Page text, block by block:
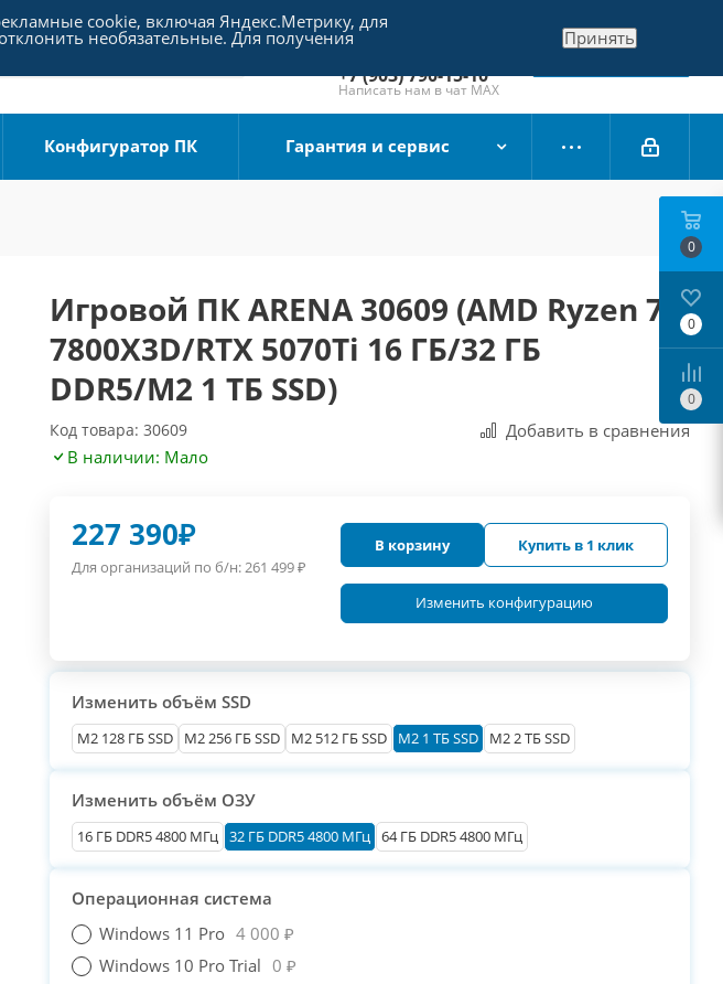
+7 (495) 790-15-10
Отдел продаж
+7 (903) 790-15-10
Написать нам в чат MAX
Заказать звонок
Конфигуратор ПК Гарантия и сервис
Игровой ПК ARENA 30609 (AMD Ryzen 7
7800X3D/RTX 5070Ti 16 ГБ/32 ГБ
DDR5/M2 1 ТБ SSD)
Код товара: 30609
Добавить в сравнения
В наличии: Мало
227 390₽
Для организаций по б/н:261 499₽
В корзину Купить в 1 клик
Изменить конфигурацию
Изменить объём SSD
М2 128 ГБ SSD M2 256 ГБ SSD M2 512 ГБ SSD M2 1 ТБ SSD M2 2 ТБ SSD
Изменить объём ОЗУ
16 ГБ DDR5 4800 МГц 32 ГБ DDR5 4800 МГц 64 ГБ DDR5 4800 МГц
Операционная система
Windows 11 Pro 4 000 ₽
Windows 10 Pro Trial 0 ₽
0
0
0
cookie, включая Яндекс.Метрику, для
необязательные. Для получения Принять